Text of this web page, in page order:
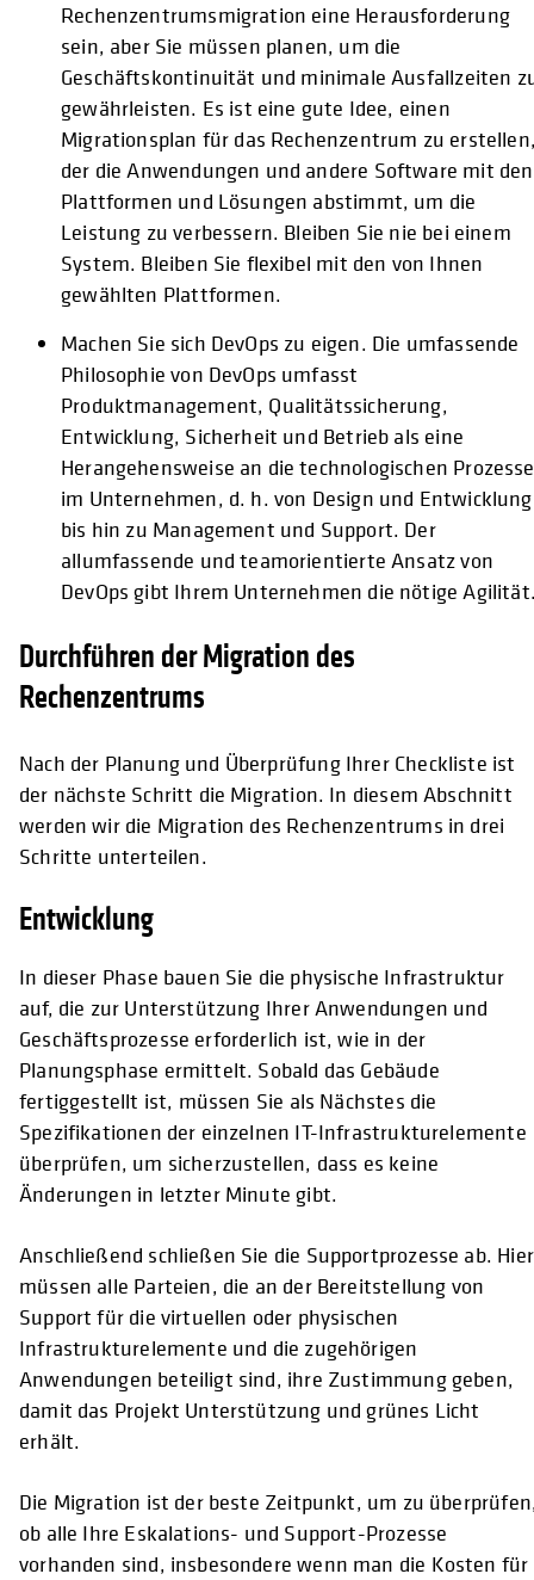
Rechenzentrumsmigration eine Herausforderung
sein, aber Sie müssen planen, um die
Geschäftskontinuität und minimale Ausfallzeiten
gewährleisten. Es ist eine gute Idee, einen
Migrationsplan für das Rechenzentrum zu
der die Anwendungen und andere Software mit den
Plattformen und Lösungen abstimmt, um die
Leistung zu verbessern. Bleiben Sie nie bei einem
System. Bleiben Sie flexibel mit den von Ihnen
gewählten Plattformen.
Machen Sie sich DevOps zu eigen. Die umfassende
Philosophie von DevOps umfasst
Produktmanagement, Qualitätssicherung,
Entwicklung, Sicherheit und Betrieb als eine
Herangehensweise an die technologischen Prozesse
im Unternehmen, d. h. von Design und Entwicklung
bis hin zu Management und Support. Der
allumfassende und teamorientierte Ansatz von
DevOps gibt Ihrem Unternehmen die nötige
Durchführen der Migration des
Rechenzentrums
Nach der Planung und Überprüfung Ihrer Checkliste ist
der nächste Schritt die Migration. In diesem Abschnitt
werden wir die Migration des Rechenzentrums in drei
Schritte unterteilen.
Entwicklung
In dieser Phase bauen Sie die physische Infrastruktur
auf, die zur Unterstützung Ihrer Anwendungen und
Geschäftsprozesse erforderlich ist, wie in der
Planungsphase ermittelt. Sobald das Gebäude
fertiggestellt ist, müssen Sie als Nächstes die
Spezifikationen der einzelnen IT-Infrastrukturelemente
überprüfen, um sicherzustellen, dass es keine
Änderungen in letzter Minute gibt.
Anschließend schließen Sie die Supportprozesse ab. Hier
müssen alle Parteien, die an der Bereitstellung von
Support für die virtuellen oder physischen
Infrastrukturelemente und die zugehörigen
Anwendungen beteiligt sind, ihre Zustimmung geben,
damit das Projekt Unterstützung und grünes Licht
erhält.
Die Migration ist der beste Zeitpunkt, um zu
ob alle Ihre Eskalations- und Support-Prozesse
vorhanden sind, insbesondere wenn man die Kosten für